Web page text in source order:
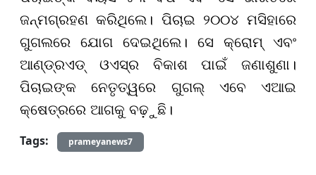
ଜନ୍ମଗ୍ରହଣ କରିଥିଲେ। ପିଚାଇ ୨୦୦୪ ମସିହାରେ
ଗୁଗଲରେ ଯୋଗ ଦେଇଥିଲେ। ସେ କ୍ରୋମ୍ ଏବଂ
ଆଣ୍ଡ୍ରଏଡ୍ ଓଏସ୍ର ବିକାଶ ପାଇଁ ଜଣାଶୁଣା।
ପିଚାଇଙ୍କ ନେତୃତ୍ୱରେ ଗୁଗଲ୍ ଏବେ ଏଆଇ
କ୍ଷେତ୍ରରେ ଆଗକୁ ବଢ଼ୁଛି।
Tags:
prameyanews7